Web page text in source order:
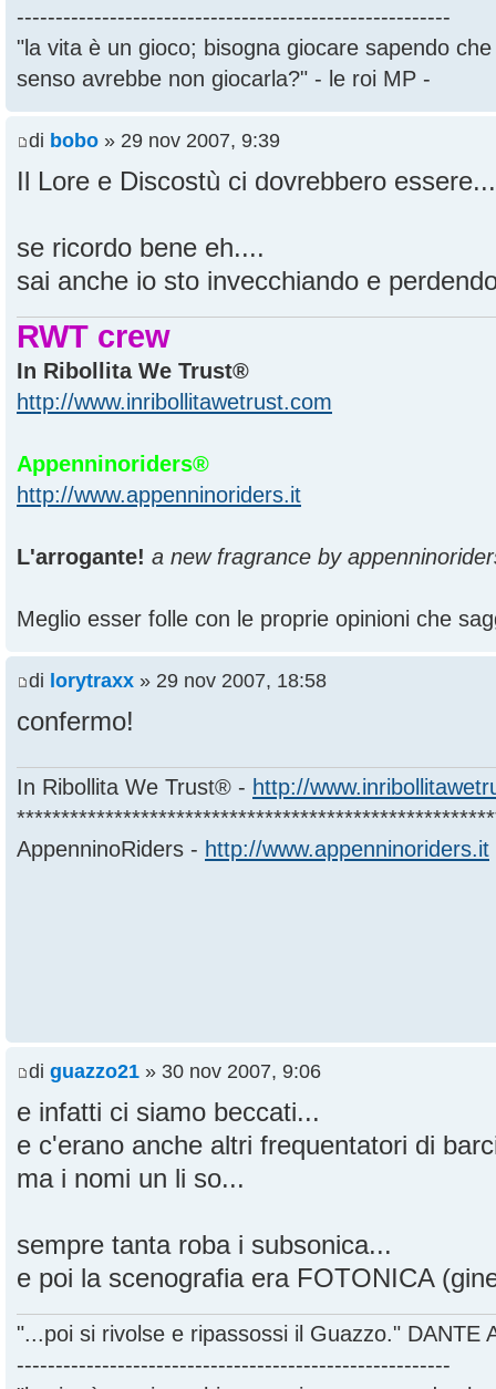
--------------------------------------------------------
"la vita è un gioco; bisogna giocare sapendo
senso avrebbe non giocarla?" - le roi MP -
di bobo » 29 nov 2007, 9:39
Il Lore e Discostù ci dovrebbero
se ricordo bene eh....
sai anche io sto invecchiando e
RWT crew
In Ribollita We Trust®
http://www.inribollitawetrust.com
Appenninoriders®
http://www.appenninoriders.it
L'arrogante! a new fragrance by
Meglio esser folle con le proprie opinioni che
di lorytraxx » 29 nov 2007, 18:58
confermo!
In Ribollita We Trust® - http://
AppenninoRiders - http://www.appenninoriders.it
di guazzo21 » 30 nov 2007, 9:06
e infatti ci siamo beccati...
e c'erano anche altri frequentatori di
ma i nomi un li so...
sempre tanta roba i subsonica...
e poi la scenografia era FOTONICA
"...poi si rivolse e ripassossi il Guazzo." DANTE
--------------------------------------------------------